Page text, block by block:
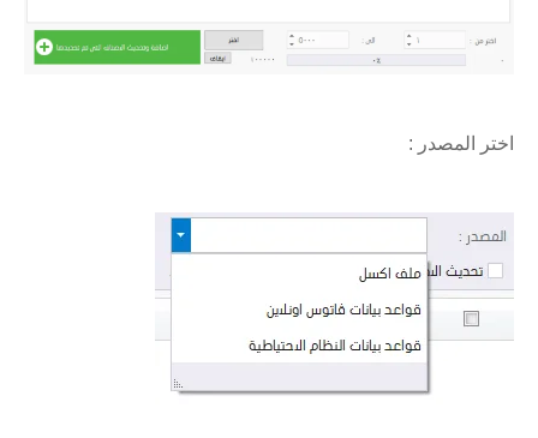
اختر المصدر :